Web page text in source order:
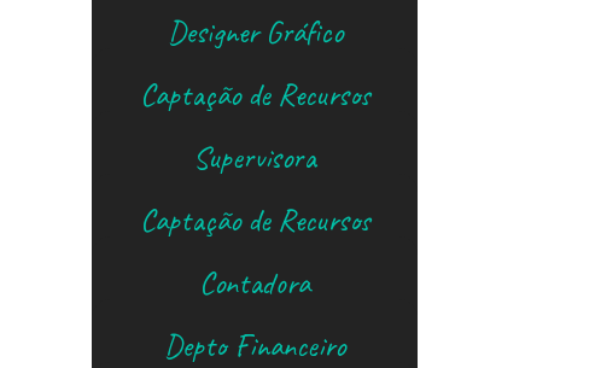
Designer Gráfico
Captação de Recursos
Supervisora
Captação de Recursos
Contadora
Depto Financeiro